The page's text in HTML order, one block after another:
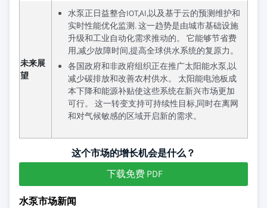
未来展
望
水泵正日益整合IOT,AI,以及基于云的预测维护和
实时性能优化监测. 这一趋势是由城市基础设施
升级和工业自动化需求推动的。 它能够节省费
用,减少故障时间,提高全球供水系统的复原力。
各国政府和非政府组织正在推广太阳能水泵,以
减少碳排放和改善农村供水。 太阳能电池板成
本下降和能源补贴使这些系统在新兴市场更加
可行。 这一转变支持可持续性目标,同时在离网
和对气候敏感的区域开启新的需求。
这个市场的增长机会是什么？
下载免费 PDF
水泵市场新闻